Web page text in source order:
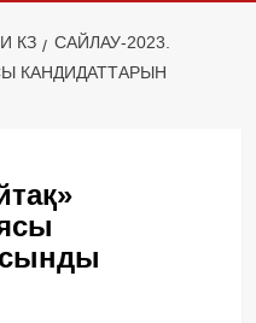
КЗ
САЙЛАУ-2023.
КАНДИДАТТАРЫН